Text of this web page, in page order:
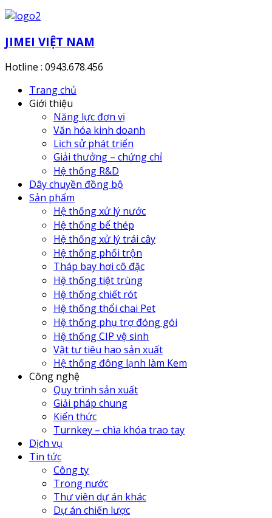
JIMEI VIỆT NAM
Hotline : 0943.678.456
Trang chủ
Giới thiệu
Năng lực đơn vị
Văn hóa kinh doanh
Lịch sử phát triển
Giải thưởng – chứng chỉ
Hệ thống R&D
Dây chuyền đồng bộ
Sản phẩm
Hệ thống xử lý nước
Hệ thống bể thép
Hệ thống xử lý trái cây
Hệ thống phối trộn
Tháp bay hơi cô đặc
Hệ thống tiệt trùng
Hệ thống chiết rót
Hệ thống thổi chai Pet
Hệ thống phụ trợ đóng gói
Hệ thống CIP vệ sinh
Vật tư tiêu hao sản xuất
Hệ thống đông lạnh làm Kem
Công nghệ
Quy trình sản xuất
Giải pháp chung
Kiến thức
Turnkey – chìa khóa trao tay
Dịch vụ
Tin tức
Công ty
Trong nước
Thư viên dự án khác
Dự án chiến lược